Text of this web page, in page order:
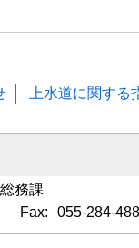
上水道に関する
務課
Fax: 055-284-